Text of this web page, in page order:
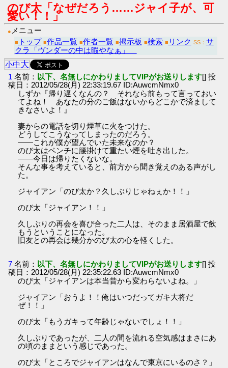
のび太「なぜだろう……ジャイ子が、可
愛い！！」
● メニュー
■ トップ ■作品一覧 ■作者一覧 ■掲示板 ■検索 ■ リンク SS： サ
クラ「ヴンダーの中は暇やなぁ」
小中大
1 名前： 以下、名無しにかわりましてVIPがお送りします[] 投
稿日：2012/05/28(月) 22:33:19.67 ID:AuwcmNmx0
しずか『帰り遅くなんの？ それなら前もって言っておい
てよね！ あなたの分のご飯はないからどこかで済まして
きなさいよ！』
妻からの電話を切り煙草に火をつけた。
どうしてこうなってしまったのだろう。
――これが僕が望んでいた未来なのか？
のび太はベンチに腰掛けて重たい煙を吐き出した。
――今日は帰りたくないな。
そんな事を考えていると、前方から聞き覚えのある声がし
た。
ジャイアン「のび太か？久しぶりじゃねぇか！！」
のび太「ジャイアン！！」
久しぶりの再会を喜び合った二人は、そのまま居酒屋で飲
もうということになった。
旧友との再会は幾分かのび太の心を軽くした。
7 名前： 以下、名無しにかわりましてVIPがお送りします[] 投
稿日：2012/05/28(月) 22:35:22.63 ID:AuwcmNmx0
のび太「ジャイアンは本当昔から変わらないよね。」
ジャイアン「おうよ！！俺はいつだってガキ大将だ
ぜ！！」
のび太「もうガキって年齢じゃないでしょ！！」
久しぶりであったが、二人の間を流れる空気感はまさにあ
の頃のままという感じであった。
のび太「ところでジャイアンはなんで東京にいるのさ？」